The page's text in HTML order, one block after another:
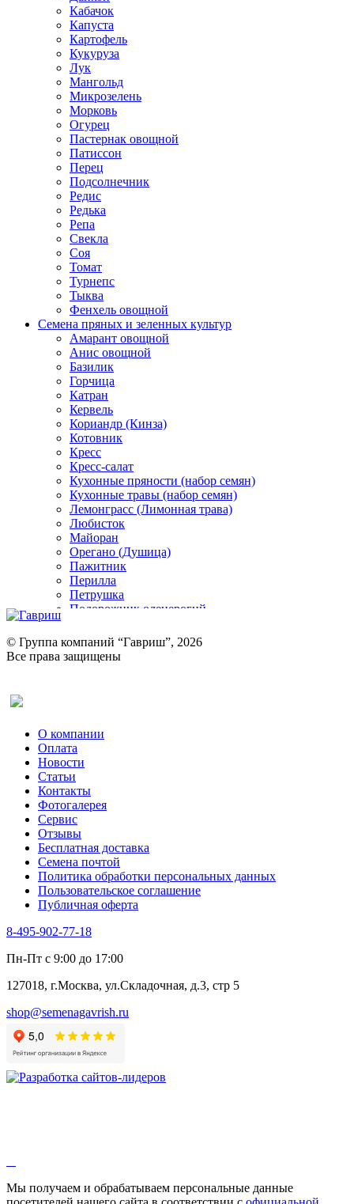
Кабачок
Капуста
Картофель
Кукуруза
Лук
Мангольд
Микрозелень
Морковь
Огурец
Пастернак овощной
Патиссон
Перец
Подсолнечник
Редис
Редька
Репа
Свекла
Соя
Томат
Турнепс
Тыква
Фенхель овощной
Семена пряных и зеленных культур
Амарант овощной
Анис овощной
Базилик
Горчица
Катран
Кервель
Кориандр (Кинза)
Котовник
Кресс
Кресс-салат
Кухонные пряности (набор семян)
Кухонные травы (набор семян)
Лемонграсс (Лимонная трава)
Любисток
Майоран
Орегано (Душица)
Пажитник
Перилла
Петрушка
Подорожник оленерогий
Ревень
Рукола
Рута
Тмин
Трава для чая
Туласи
Укроп
Фенхель пряный
Хризантема овощная
Цикорий пряный
Цикорий салатный (Витлуф)
Черемша
Шпинат
Щавель
Эндивий
Эстрагон
Алтей
Бессмертник
Валериана
Валерианелла
Гибискус лекарственный
Девясил
Душица
Змееголовник
Мыльнянка
© Группа компаний “Гавриш”, 2026
Все права защищены
О компании
Оплата
Новости
Статьи
Контакты
Фотогалерея​
Сервис
Отзывы
Бесплатная доставка
Семена почтой
Политика обработки персональных данных
Пользовательское соглашение
Публичная оферта
8-495-902-77-18
Пн-Пт с 9:00 до 17:00
127018, г.Москва, ул.Складочная, д.3, стр 5
shop@semenagavrish.ru
Мы получаем и обрабатываем персональные данные